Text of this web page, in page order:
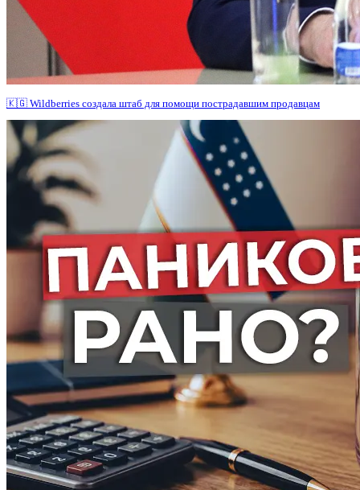
🇰🇬 Wildberries создала штаб для помощи пострадавшим продавцам